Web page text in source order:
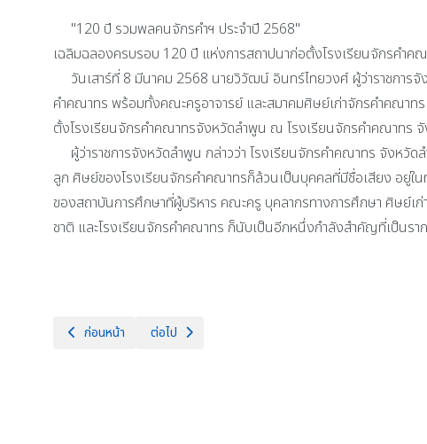
"120 ปี รวมพลคนจักรคำฯ ประจำปี 2568"
เฉลิมฉลองครบรอบ 120 ปี แห่งการสถาปนาก่อตั้งโรงเรียนจักรคำค
วันเสาร์ที่ 8 มีนาคม 2568 นายวิวัฒน์ อินทร์ไทยวงศ์ ผู้ว่าราชการจั
คำคณาทร พร้อมทั้งคณะครูอาจารย์ และสมาคมศิษย์เก่าจักรคำคณา
ตั้งโรงเรียนจักรคำคณาทรจังหวัดลำพูน ณ โรงเรียนจักรคำคณาทร
ผู้ว่าราชการจังหวัดลำพูน กล่าวว่า โรงเรียนจักรคำคณาทร จังหวัด
ลูก ศิษย์ของโรงเรียนจักรคำคณาทรก็ล้วนเป็นบุคคลที่มีชื่อเสียง อยู่ใ
ของสถาบันการศึกษาที่ผู้บริหาร คณะครู บุคลากรทางการศึกษา ศิษย์เ
ชาติ และโรงเรียนจักรคำคณาทร ก็นับเป็นอีกหนึ่งกำลังสำคัญที่เป็นรา
เนื้อหาก่อนหน้า: รางวัลรองชนะเลิศอันดับ 1 และรางวัลรองชนะเลิศอันดับ
ก่อนหน้า เนื้อหาถัดไป: 2 มีนาคม 2568 โรงเรียนจักรคำคณาทร จั
ต่อไป